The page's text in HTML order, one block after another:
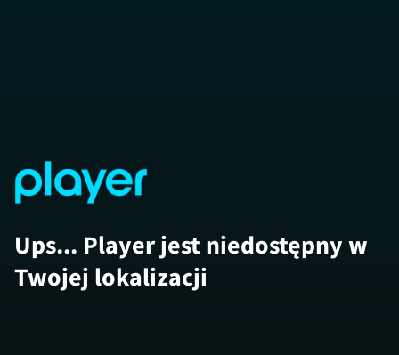
Ups... Player jest niedostępny w
Twojej lokalizacji